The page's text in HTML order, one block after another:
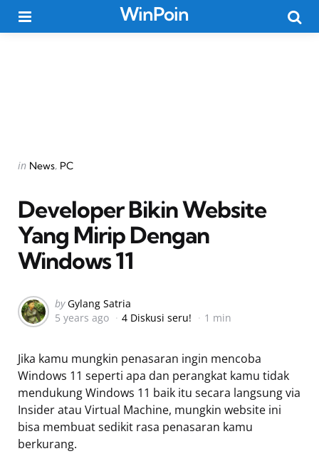
WinPoin
Categories
Posted
in News PC
Developer Bikin Website
Yang Mirip Dengan
Windows 11
Posted
by
by Gylang Satria
5 years ago
4 Diskusi seru! 1 min
Jika kamu mungkin penasaran ingin mencoba
Windows 11 seperti apa dan perangkat kamu tidak
mendukung Windows 11 baik itu secara langsung via
Insider atau Virtual Machine, mungkin website ini
bisa membuat sedikit rasa penasaran kamu
berkurang.